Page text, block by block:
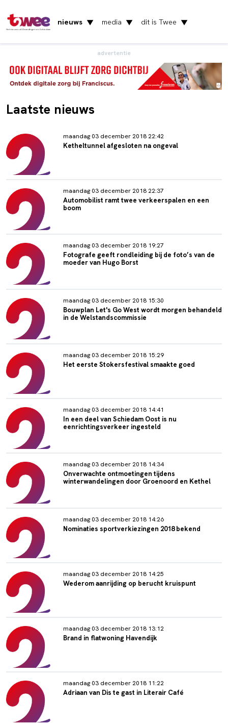
Het nieuws uit Vlaardingen en Schiedam
nieuws ▼ media ▼ dit is Twee ▼
advertentie
Laatste nieuws
maandag 03 december 2018 22:42
Ketheltunnel afgesloten na ongeval
maandag 03 december 2018 22:37
Automobilist ramt twee verkeerspalen en een
boom
maandag 03 december 2018 19:27
Fotografe geeft rondleiding bij de foto’s van de
moeder van Hugo Borst
maandag 03 december 2018 15:30
Bouwplan Let's Go West wordt morgen behandeld
in de Welstandscommissie
maandag 03 december 2018 15:29
Het eerste Stokersfestival smaakte goed
maandag 03 december 2018 14:41
In een deel van Schiedam Oost is nu
eenrichtingsverkeer ingesteld
maandag 03 december 2018 14:34
Onverwachte ontmoetingen tijdens
winterwandelingen door Groenoord en Kethel
maandag 03 december 2018 14:26
Nominaties sportverkiezingen 2018 bekend
maandag 03 december 2018 14:25
Wederom aanrijding op berucht kruispunt
maandag 03 december 2018 13:12
Brand in flatwoning Havendijk
maandag 03 december 2018 11:22
Adriaan van Dis te gast in Literair Café